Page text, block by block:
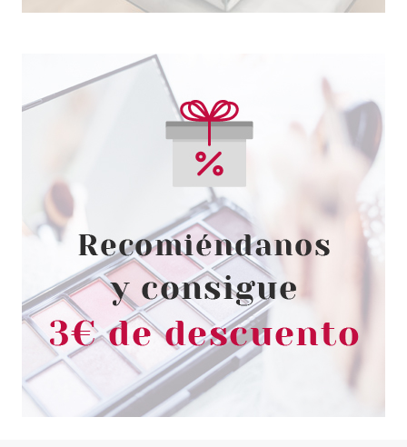
ANNE MOLLER ANTI DARK
SPOTS CREMA DE MANOS 100
Pvr 19.00€
-41%
desde
11.15€
ANNE MOLLER
ANNE MOLLER CLEAN UP